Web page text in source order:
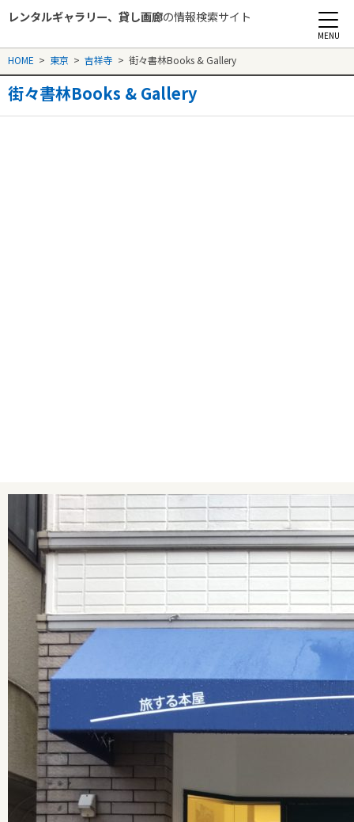
レンタルギャラリー、貸し画廊の情報検索サイト
Rental Gallery jp
HOME > 東京 > 吉祥寺 > 街々書林Books & Gallery
街々書林Books & Gallery